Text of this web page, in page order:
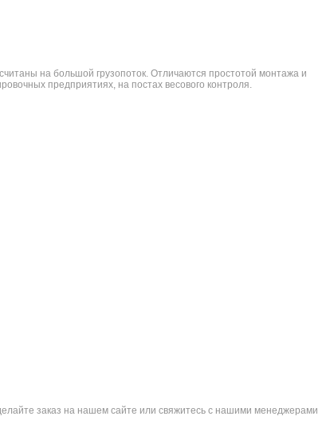
на большой грузопоток. Отличаются простотой монтажа и
предприятиях, на постах весового контроля.
заказ на нашем сайте или свяжитесь с нашими менеджерами